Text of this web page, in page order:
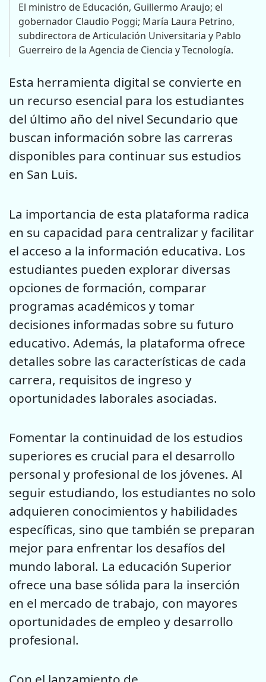
El ministro de Educación, Guillermo Araujo; el
gobernador Claudio Poggi; María Laura Petrino,
subdirectora de Articulación Universitaria y Pablo
Guerreiro de la Agencia de Ciencia y Tecnología.
Esta herramienta digital se convierte en
un recurso esencial para los estudiantes
del último año del nivel Secundario que
buscan información sobre las carreras
disponibles para continuar sus estudios
en San Luis.
La importancia de esta plataforma radica
en su capacidad para centralizar y facilitar
el acceso a la información educativa. Los
estudiantes pueden explorar diversas
opciones de formación, comparar
programas académicos y tomar
decisiones informadas sobre su futuro
educativo. Además, la plataforma ofrece
detalles sobre las características de cada
carrera, requisitos de ingreso y
oportunidades laborales asociadas.
Fomentar la continuidad de los estudios
superiores es crucial para el desarrollo
personal y profesional de los jóvenes. Al
seguir estudiando, los estudiantes no solo
adquieren conocimientos y habilidades
específicas, sino que también se preparan
mejor para enfrentar los desafíos del
mundo laboral. La educación Superior
ofrece una base sólida para la inserción
en el mercado de trabajo, con mayores
oportunidades de empleo y desarrollo
profesional.